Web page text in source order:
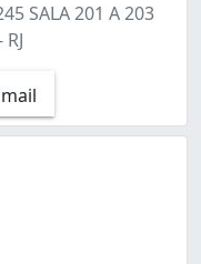
SALA 201 A 203